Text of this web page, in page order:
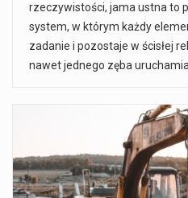
rzeczywistości, jama ustna to
system, w którym każdy
zadanie i pozostaje w ścisłej
nawet jednego zęba